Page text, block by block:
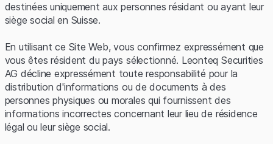
Erreur du serveur.
destinées uniquement aux personnes résidant ou ayant leur
siège social en Suisse.
En utilisant ce Site Web, vous confirmez expressément que
vous êtes résident du pays sélectionné. Leonteq Securities
AG décline expressément toute responsabilité pour la
distribution d'informations ou de documents à des
personnes physiques ou morales qui fournissent des
informations incorrectes concernant leur lieu de résidence
légal ou leur siège social.